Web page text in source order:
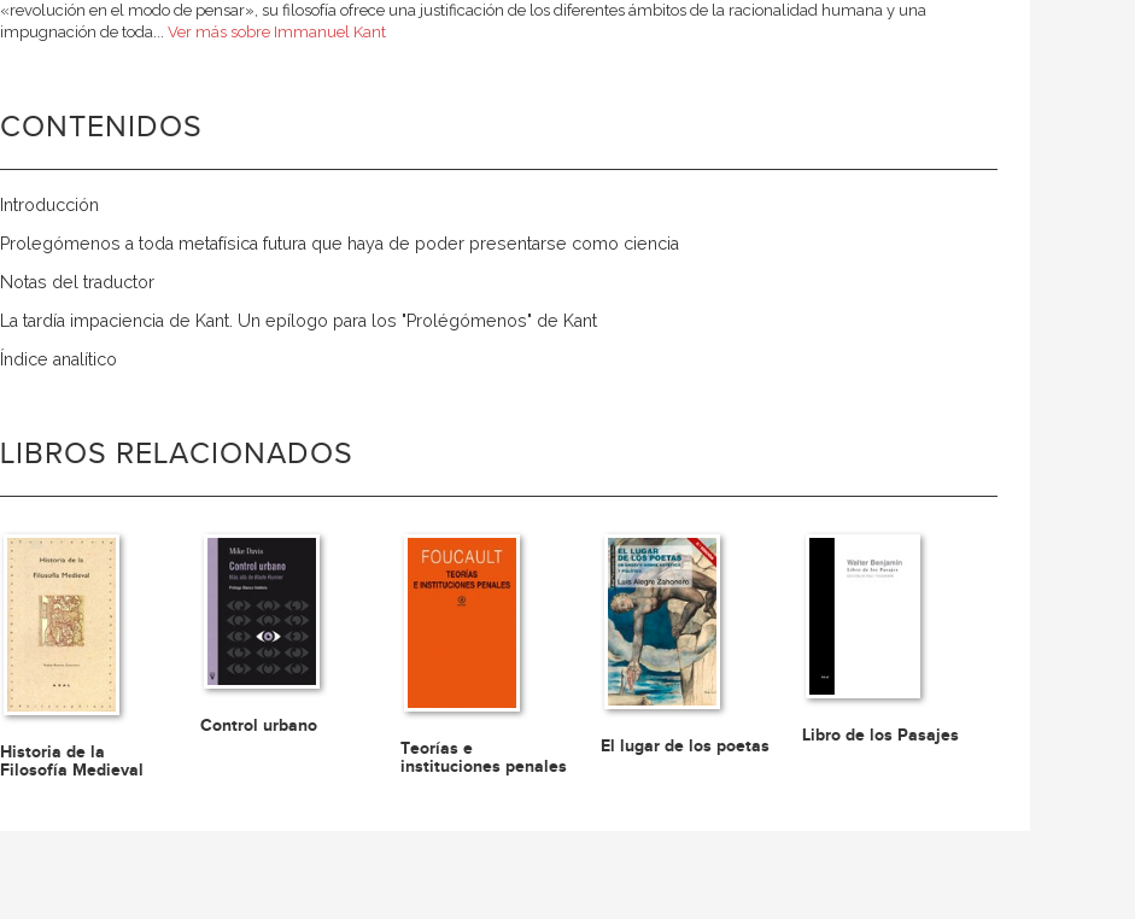
«revolución en el modo de pensar», su filosofía ofrece una justificación de los diferentes ámbitos de la racionalidad humana y una
impugnación de toda... Ver más sobre Immanuel Kant
CONTENIDOS
Introducción
Prolegómenos a toda metafísica futura que haya de poder presentarse como ciencia
Notas del traductor
La tardía impaciencia de Kant. Un epílogo para los "Prolégómenos" de Kant
Índice analítico
LIBROS RELACIONADOS
Historia de la
Filosofía Medieval
Control urbano
Teorías e
instituciones penales
El lugar de los poetas
Libro de los Pasajes